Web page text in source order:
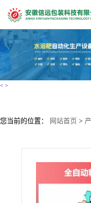
< >
您当前的位置： 网站首页 >